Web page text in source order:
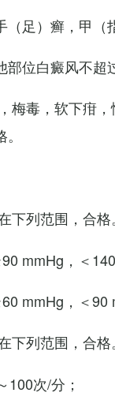
（足）癣，甲
部位白癜风不超
梅毒，软下疳
下列范围，合格。
mmHg，＜
mmHg，＜90
下列范围，合格。
100次/分；